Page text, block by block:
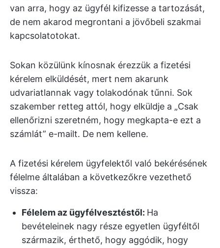
van arra, hogy az ügyfél kifizesse a tartozását,
de nem akarod megrontani a jövőbeli szakmai
kapcsolatotokat.
Sokan közülünk kínosnak érezzük a fizetési
kérelem elküldését, mert nem akarunk
udvariatlannak vagy tolakodónak tűnni. Sok
szakember retteg attól, hogy elküldje a „Csak
ellenőrizni szeretném, hogy megkapta-e ezt a
számlát” e-mailt. De nem kellene.
A fizetési kérelem ügyfelektől való bekérésének
félelme általában a következőkre vezethető
vissza:
Félelem az ügyfélvesztéstől: Ha
bevételeinek nagy része egyetlen ügyféltől
származik, érthető, hogy aggódik, hogy